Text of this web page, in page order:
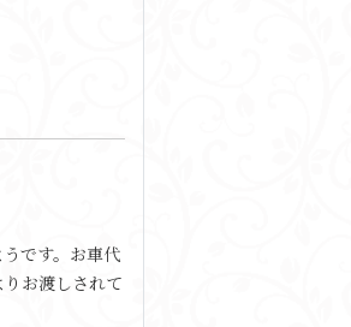
です。お車代
お渡しされて